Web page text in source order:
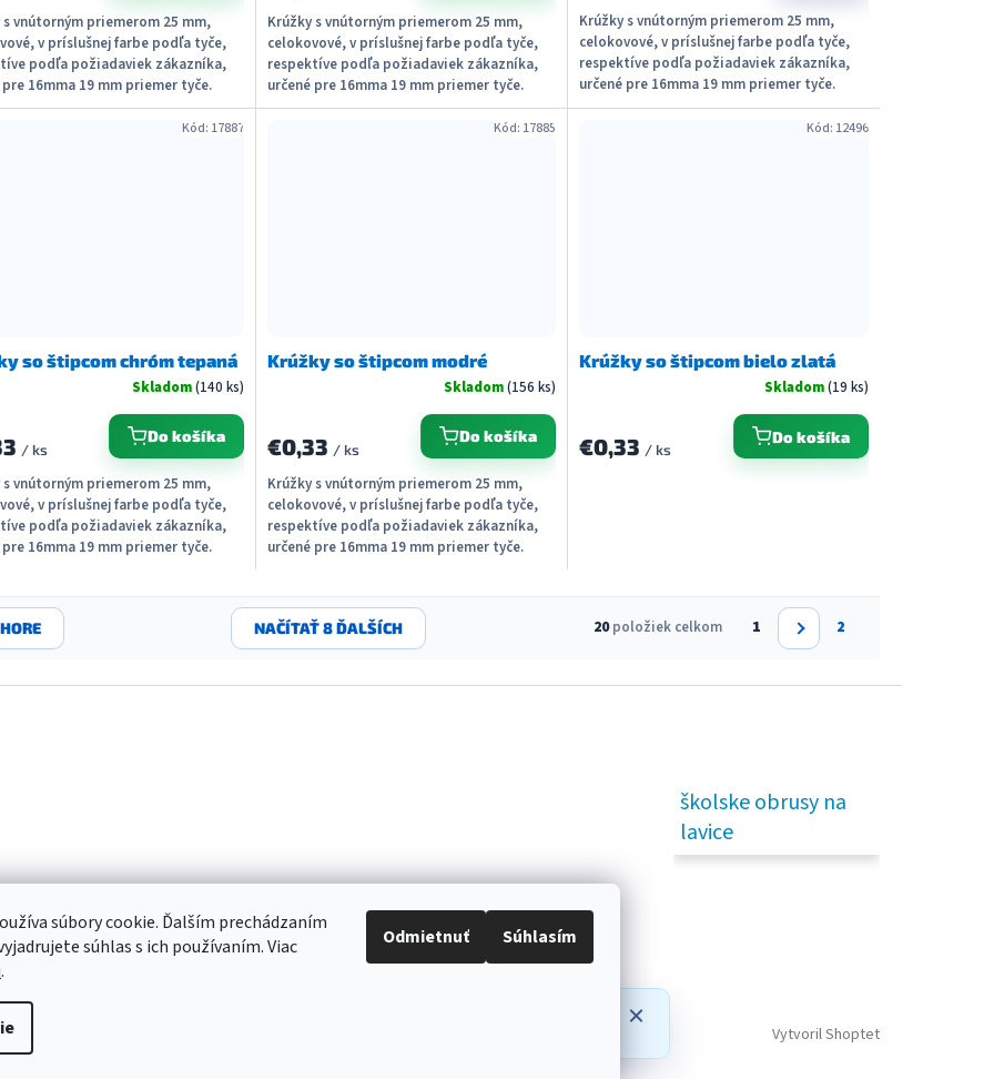
súbory cookie. Ďalším prechádzaním
súhlas s ich používaním. Viac
.
Odmietnuť Súhlasím
za pochopenie.
s vnútorným priemerom 25 mm,
v príslušnej farbe podľa tyče,
podľa požiadaviek zákazníka,
pre 16mma 19 mm priemer tyče.
s...
Krúžky s vnútorným priemerom 25 mm,
celokovové, v príslušnej farbe podľa tyče,
respektíve podľa požiadaviek zákazníka,
určené pre 16mma 19 mm priemer tyče.
Možné dodať s...
Krúžky s vnútorným priemerom 25 mm,
celokovové, v príslušnej farbe podľa tyče,
respektíve podľa požiadaviek zákazníka,
určené pre 16mma 19 mm priemer tyče.
Možné dodať s...
so štipcom chróm tepaná
Skladom(140 ks)
/ ks
Do košíka
s vnútorným priemerom 25 mm,
v príslušnej farbe podľa tyče,
podľa požiadaviek zákazníka,
pre 16mma 19 mm priemer tyče.
Kód: 17887
Krúžky so štipcom modré
Skladom(156 ks)
€0,33 / ks
Do košíka
Krúžky s vnútorným priemerom 25 mm,
celokovové, v príslušnej farbe podľa tyče,
respektíve podľa požiadaviek zákazníka,
určené pre 16mma 19 mm priemer tyče.
Kód: 17885
Krúžky so štipcom bielo zlatá
Skladom(19 ks)
€0,33 / ks
Do košíka
Kód: 12496
NAČÍTAŤ 8 ĎALŠÍCH
S
t
r
n
i
1 2
20položiek celkom
HORE
školske obrusy na
lavice
Vytvoril Shoptet